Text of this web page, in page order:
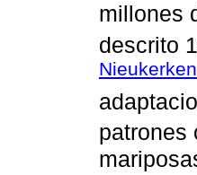
millones
descrito
Nieukerken
patrones